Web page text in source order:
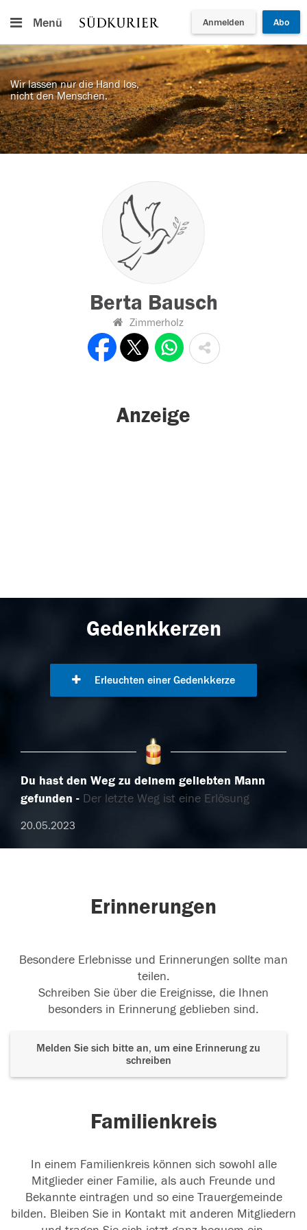
Menü Anmelden Abo
Wir lassen nur die Hand los,
nicht den Menschen.
Berta Bausch
Zimmerholz
Anzeige
Gedenkkerzen
Erleuchten einer Gedenkkerze
Du hast den Weg zu deinem geliebten Mann
gefunden
Der letzte Weg ist eine Erlösung
20.05.2023
Erinnerungen
Besondere Erlebnisse und Erinnerungen sollte man
teilen.
Schreiben Sie über die Ereignisse, die Ihnen
besonders in Erinnerung geblieben sind.
Melden Sie sich bitte an, um eine Erinnerung zu
schreiben
Familienkreis
In einem Familienkreis können sich sowohl alle
Mitglieder einer Familie, als auch Freunde und
Bekannte eintragen und so eine Trauergemeinde
bilden. Bleiben Sie in Kontakt mit anderen Mitgliedern